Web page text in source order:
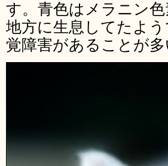
す。青色はメラニン
地方に生息してたよ
覚障害があることが多